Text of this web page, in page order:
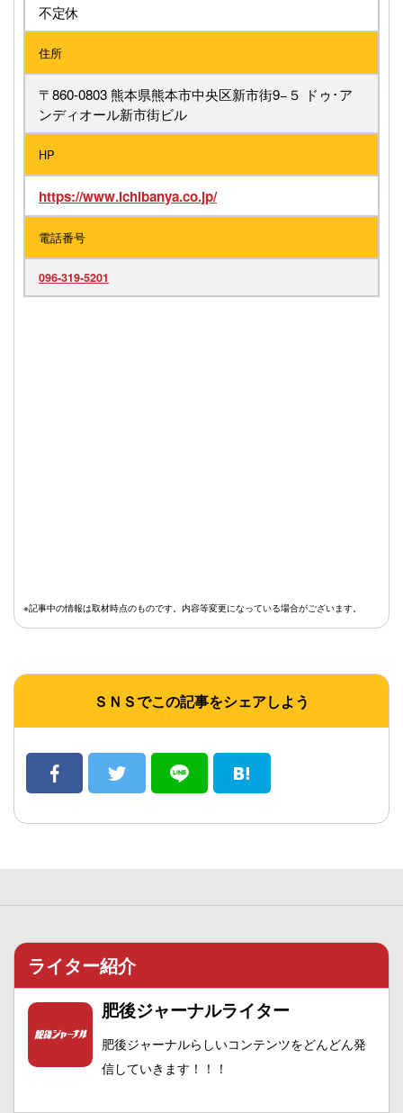
不定休
住所
〒860-0803 熊本県熊本市中央区新市街9−５ ドゥ･ア
ンディオール新市街ビル
HP
https://www.ichibanya.co.jp/
電話番号
096-319-5201
※記事中の情報は取材時点のものです。内容等変更になっている場合がございます。
ＳＮＳでこの記事をシェアしよう
ライター紹介
肥後ジャーナルライター
肥後ジャーナルらしいコンテンツをどんどん発
信していきます！！！